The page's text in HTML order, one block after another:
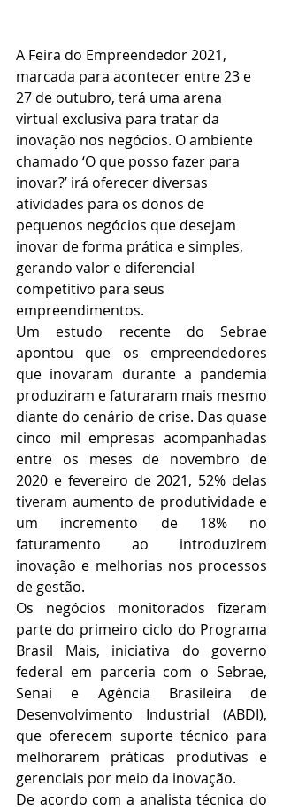
A Feira do Empreendedor 2021,
marcada para acontecer entre 23 e
27 de outubro, terá uma arena
virtual exclusiva para tratar da
inovação nos negócios. O ambiente
chamado ‘O que posso fazer para
inovar?’ irá oferecer diversas
atividades para os donos de
pequenos negócios que desejam
inovar de forma prática e simples,
gerando valor e diferencial
competitivo para seus
empreendimentos.
Um estudo recente do Sebrae
apontou que os empreendedores
que inovaram durante a pandemia
produziram e faturaram mais mesmo
diante do cenário de crise. Das quase
cinco mil empresas acompanhadas
entre os meses de novembro de
2020 e fevereiro de 2021, 52% delas
tiveram aumento de produtividade e
um incremento de 18% no
faturamento ao introduzirem
inovação e melhorias nos processos
de gestão.
Os negócios monitorados fizeram
parte do primeiro ciclo do Programa
Brasil Mais, iniciativa do governo
federal em parceria com o Sebrae,
Senai e Agência Brasileira de
Desenvolvimento Industrial (ABDI),
que oferecem suporte técnico para
melhorarem práticas produtivas e
gerenciais por meio da inovação.
De acordo com a analista técnica do